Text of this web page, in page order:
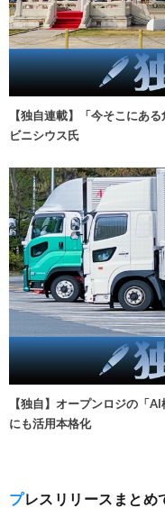
【独自連載】「今そこにあ
ビニシウス氏
【独自】オープンロジの「
にも活用本格化
プレスリリースまと